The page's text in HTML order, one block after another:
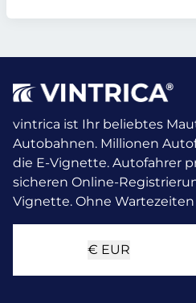
vintrica ist Ihr beliebtes
Autobahnen. Millionen
die E-Vignette. Autofahrer
sicheren Online-
Vignette. Ohne
€ EUR